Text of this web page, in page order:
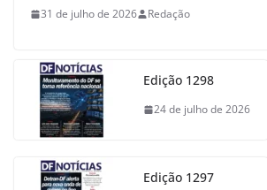
31 de julho de 2026 Redação
Edição 1298
24 de julho de 2026
Edição 1297